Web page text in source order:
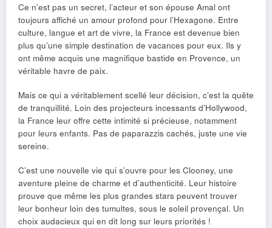
Ce n’est pas un secret, l’acteur et son épouse Amal ont
toujours affiché un amour profond pour l’Hexagone. Entre
culture, langue et art de vivre, la France est devenue bien
plus qu’une simple destination de vacances pour eux. Ils y
ont même acquis une magnifique bastide en Provence, un
véritable havre de paix.
Mais ce qui a véritablement scellé leur décision, c’est la quête
de tranquillité. Loin des projecteurs incessants d’Hollywood,
la France leur offre cette intimité si précieuse, notamment
pour leurs enfants. Pas de paparazzis cachés, juste une vie
sereine.
C’est une nouvelle vie qui s’ouvre pour les Clooney, une
aventure pleine de charme et d’authenticité. Leur histoire
prouve que même les plus grandes stars peuvent trouver
leur bonheur loin des tumultes, sous le soleil provençal. Un
choix audacieux qui en dit long sur leurs priorités !